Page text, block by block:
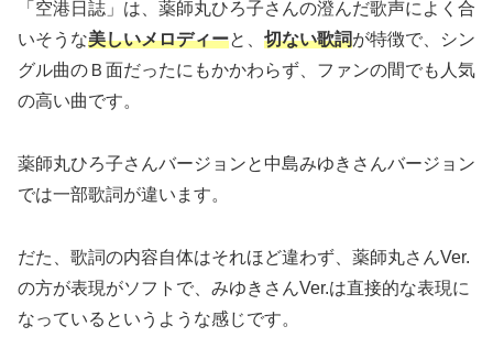
「空港日誌」は、薬師丸ひろ子さんの澄んだ歌声によく合
いそうな美しいメロディーと、 切ない歌詞が特徴で、シン
グル曲のＢ面だったにもかかわらず、ファンの間でも人気
の高い曲です。
薬師丸ひろ子さんバージョンと中島みゆきさんバージョン
では一部歌詞が違います。
だた、歌詞の内容自体はそれほど違わず、薬師丸さんVer.
の方が表現がソフトで、みゆきさんVer.は直接的な表現に
なっているというような感じです。